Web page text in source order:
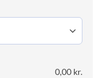
0,00 kr.